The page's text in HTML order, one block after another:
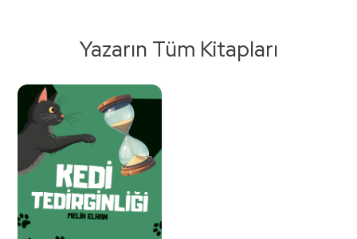
Yazarın Tüm Kitapları